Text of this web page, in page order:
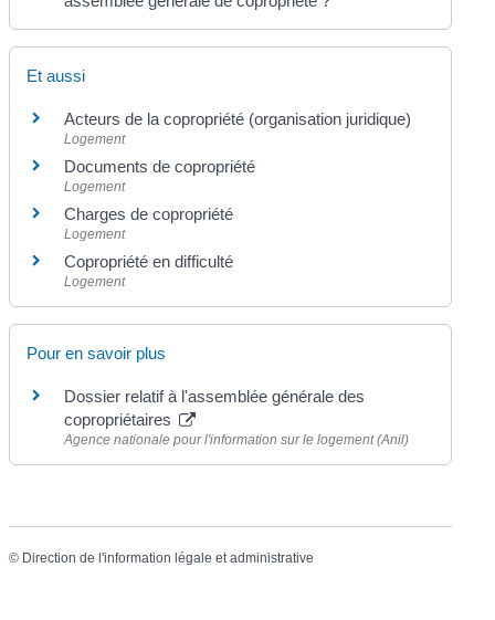
Et aussi
Acteurs de la copropriété (organisation juridique)
Logement
Documents de copropriété
Logement
Charges de copropriété
Logement
Copropriété en difficulté
Logement
Pour en savoir plus
Dossier relatif à l'assemblée générale des
copropriétaires
Agence nationale pour l'information sur le logement (Anil)
© Direction de l'information légale et administrative